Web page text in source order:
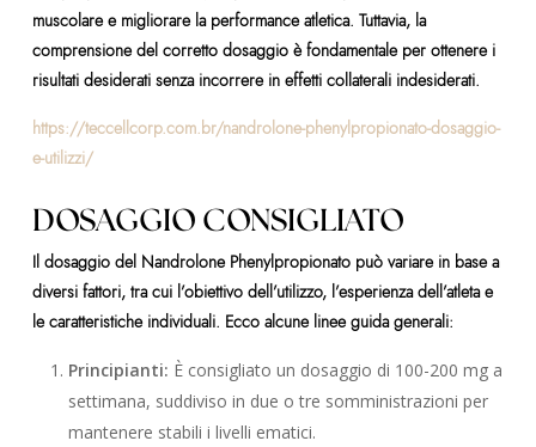
muscolare e migliorare la performance atletica. Tuttavia, la
comprensione del corretto dosaggio è fondamentale per ottenere i
risultati desiderati senza incorrere in effetti collaterali indesiderati.
https://teccellcorp.com.br/nandrolone-phenylpropionato-dosaggio-
e-utilizzi/
DOSAGGIO CONSIGLIATO
Il dosaggio del Nandrolone Phenylpropionato può variare in base a
diversi fattori, tra cui l’obiettivo dell’utilizzo, l’esperienza dell’atleta e
le caratteristiche individuali. Ecco alcune linee guida generali:
Principianti: È consigliato un dosaggio di 100-200 mg a
settimana, suddiviso in due o tre somministrazioni per
mantenere stabili i livelli ematici.